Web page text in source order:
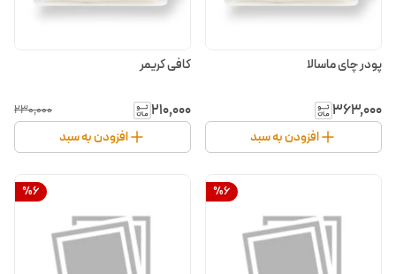
پودر چای ماسالا
۳۶۳٬۰۰۰
افزودن به سبد
کافی کریمر
۲۱۰٬۰۰۰ ۲۳۰٬۰۰۰
افزودن به سبد
%6
%6